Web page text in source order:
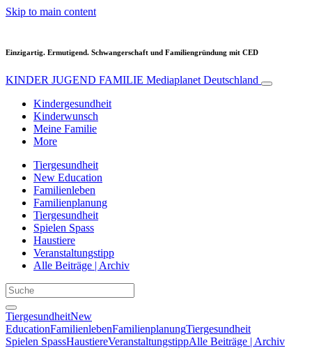
Skip to main content
Einzigartig. Ermutigend. Schwangerschaft und Familiengründung mit CED
KINDER JUGEND FAMILIE Mediaplanet Deutschland
Kindergesundheit
Kinderwunsch
Meine Familie
More
Tiergesundheit
New Education
Familienleben
Familienplanung
Tiergesundheit
Spielen Spass
Haustiere
Veranstaltungstipp
Alle Beiträge | Archiv
TiergesundheitNew
EducationFamilienlebenFamilienplanungTiergesundheit
Spielen SpassHaustiereVeranstaltungstippAlle Beiträge | Archiv